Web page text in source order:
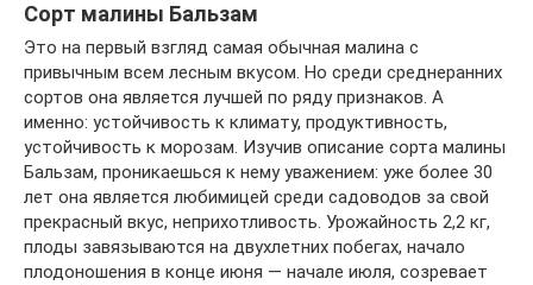
Сорт малины Бальзам
Это на первый взгляд самая обычная малина с
привычным всем лесным вкусом. Но среди среднеранних
сортов она является лучшей по ряду признаков. А
именно: устойчивость к климату, продуктивность,
устойчивость к морозам. Изучив описание сорта малины
Бальзам, проникаешься к нему уважением: уже более 30
лет она является любимицей среди садоводов за свой
прекрасный вкус, неприхотливость. Урожайность 2,2 кг,
плоды завязываются на двухлетних побегах, начало
плодоношения в конце июня — начале июля, созревает